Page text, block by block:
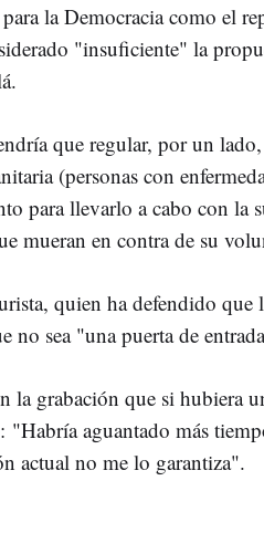
la Democracia como el
"insuficiente" la
que regular, por un
(personas con
para llevarlo a cabo con la
mueran en contra de su
quien ha defendido que
no sea "una puerta de
la grabación que si hubiera
"Habría aguantado más
actual no me lo garantiza".